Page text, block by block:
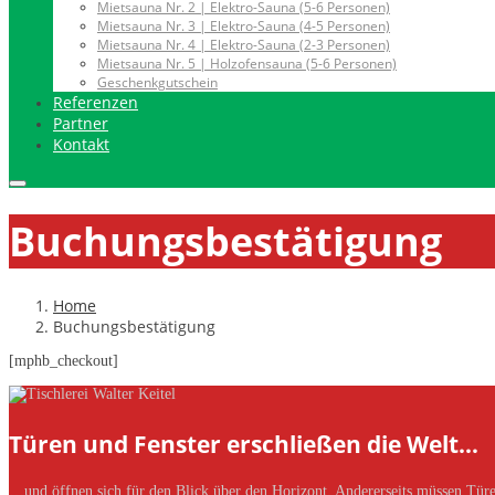
Mietsauna Nr. 2 | Elektro-Sauna (5-6 Personen)
Mietsauna Nr. 3 | Elektro-Sauna (4-5 Personen)
Mietsauna Nr. 4 | Elektro-Sauna (2-3 Personen)
Mietsauna Nr. 5 | Holzofensauna (5-6 Personen)
Geschenkgutschein
Referenzen
Partner
Kontakt
Buchungsbestätigung
Home
Buchungsbestätigung
[mphb_checkout]
Türen und Fenster erschließen die Welt…
…und öffnen sich für den Blick über den Horizont. Andererseits müssen